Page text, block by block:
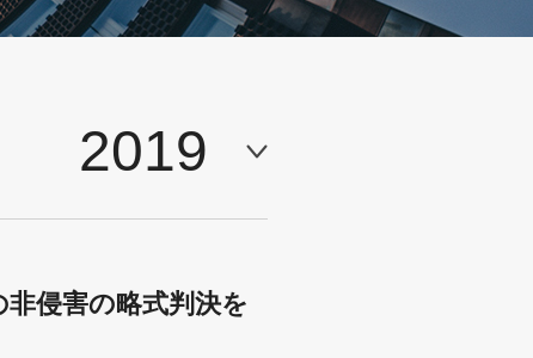
2019
侵害の略式判決を